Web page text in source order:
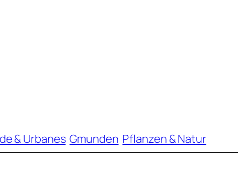
& Urbanes Gmunden Pflanzen & Natur